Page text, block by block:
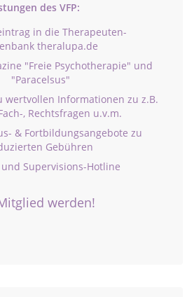
des VFP:
in die Therapeuten-
theralupa.de
"Freie Psychotherapie" und
"Paracelsus"
wertvollen Informationen zu z.B.
, Rechtsfragen u.v.m.
& Fortbildungsangebote zu
Gebühren
Supervisions-Hotline
werden!